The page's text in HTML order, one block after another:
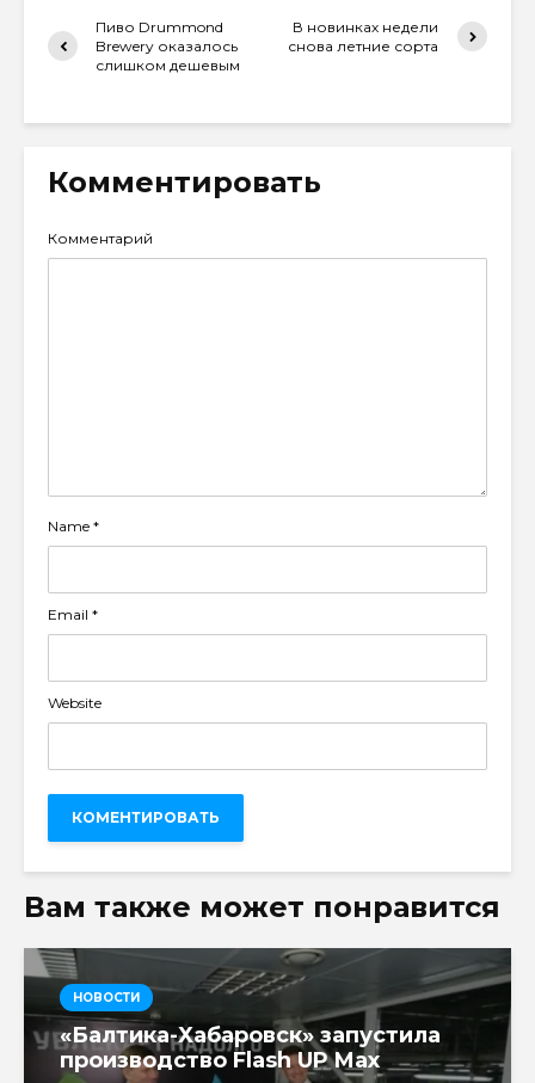
Пиво Drummond
Brewery оказалось
слишком дешевым
В новинках недели
снова летние сорта
Комментировать
Комментарий
Name *
Email *
Website
Вам также может понравится
НОВОСТИ
«Балтика-Хабаровск» запустила
производство Flash UP Max